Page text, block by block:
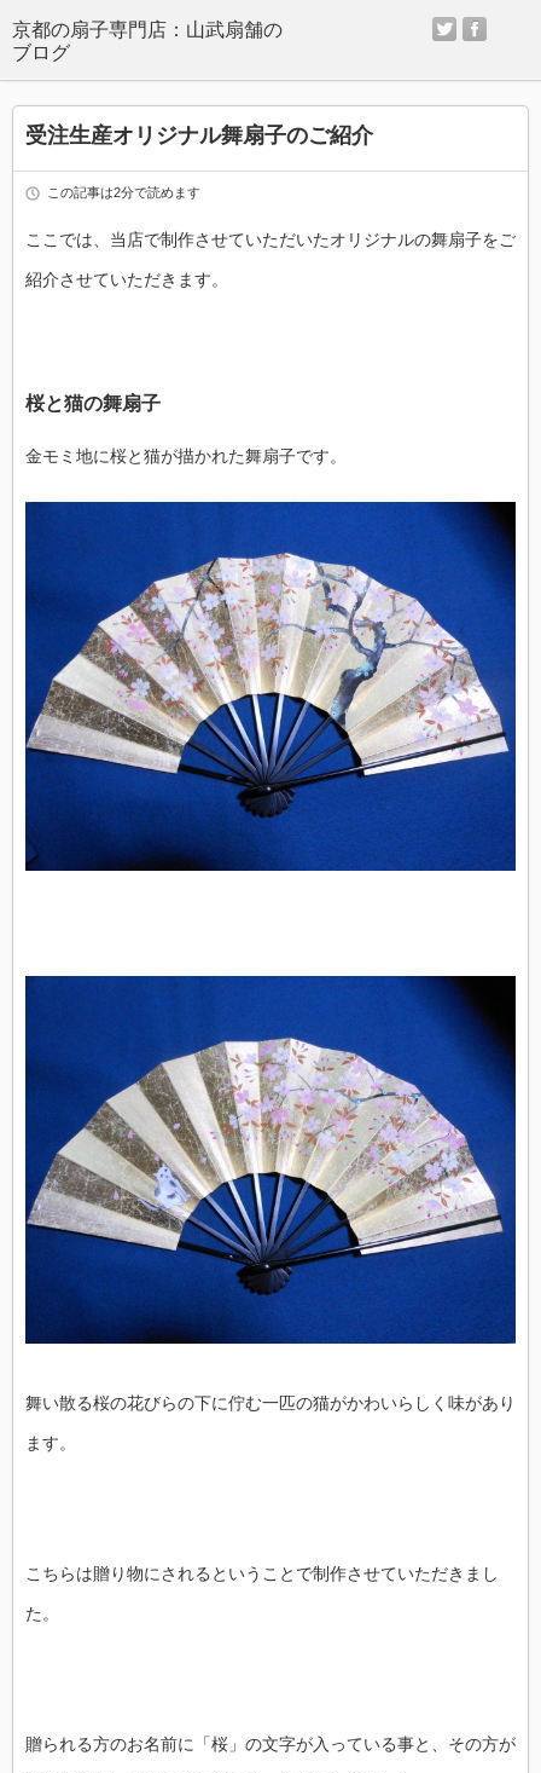
京都の扇子専門店：山武扇舗の
ブログ
twitter
受注生産オリジナル舞扇子のご紹介
この記事は2分で読めます
ここでは、当店で制作させていただいたオリジナルの舞扇子をご
紹介させていただきます。
桜と猫の舞扇子
金モミ地に桜と猫が描かれた舞扇子です。
舞い散る桜の花びらの下に佇む一匹の猫がかわいらしく味があり
ます。
こちらは贈り物にされるということで制作させていただきまし
た。
贈られる方のお名前に「桜」の文字が入っている事と、その方が